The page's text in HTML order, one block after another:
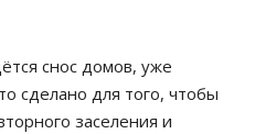
снос домов, уже
сделано для того, чтобы
заселения и